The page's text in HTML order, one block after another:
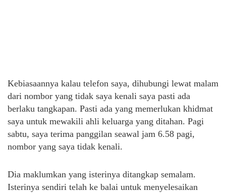
Kebiasaannya kalau telefon saya, dihubungi lewat malam
dari nombor yang tidak saya kenali saya pasti ada
berlaku tangkapan. Pasti ada yang memerlukan khidmat
saya untuk mewakili ahli keluarga yang ditahan. Pagi
sabtu, saya terima panggilan seawal jam 6.58 pagi,
nombor yang saya tidak kenali.
Dia maklumkan yang isterinya ditangkap semalam.
Isterinya sendiri telah ke balai untuk menyelesaikan